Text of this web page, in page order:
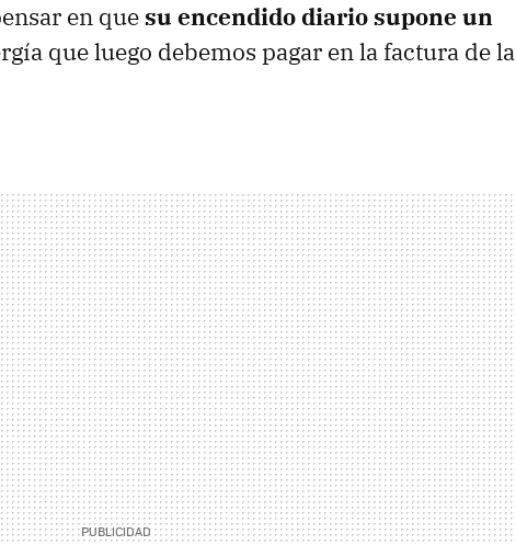
en quesu encendido diario supone un
que luego debemos pagar en la factura de la